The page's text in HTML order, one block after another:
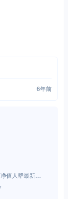
6年前
值人群最新需